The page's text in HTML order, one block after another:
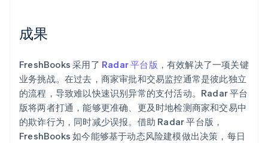
成果
FreshBooks 采用了 Radar 平台版 ，有效解决了一项关键
业务挑战。在过去，商家审批和交易监控通常是彼此独立
的流程，导致难以快速识别异常的支付活动。Radar 平台
版将两者打通，能够更准确、更及时地检测商家和交易中
的欺诈行为，同时减少误报。借助 Radar 平台版，
FreshBooks 如今能够基于动态风险建模做出决策，每日